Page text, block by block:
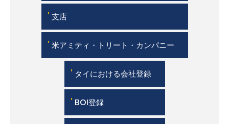
' 支店
' 米アミティ・トリート・カンパニー
' タイにおける会社登録
' BOI登録